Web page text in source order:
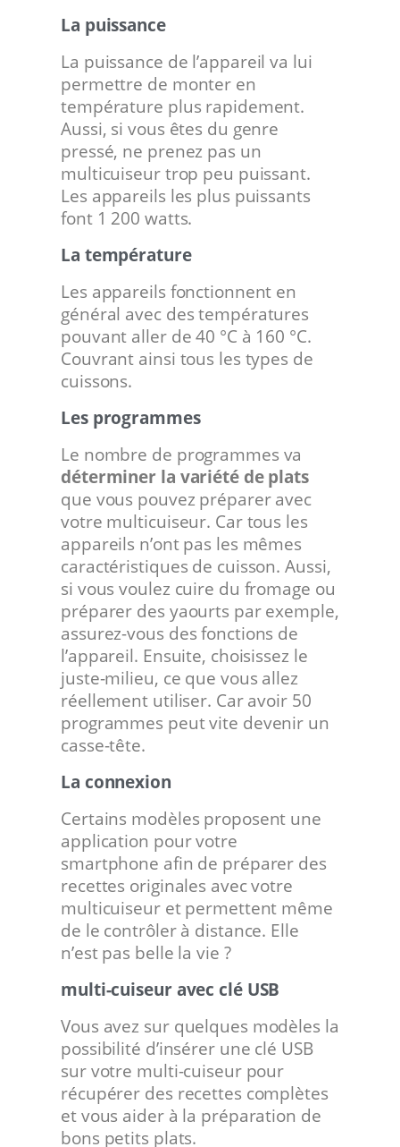
La puissance
La puissance de l’appareil va lui
permettre de monter en
température plus rapidement.
Aussi, si vous êtes du genre
pressé, ne prenez pas un
multicuiseur trop peu puissant.
Les appareils les plus puissants
font 1 200 watts.
La température
Les appareils fonctionnent en
général avec des températures
pouvant aller de 40 °C à 160 °C.
Couvrant ainsi tous les types de
cuissons.
Les programmes
Le nombre de programmes va
déterminer la variété de plats
que vous pouvez préparer avec
votre multicuiseur. Car tous les
appareils n’ont pas les mêmes
caractéristiques de cuisson. Aussi,
si vous voulez cuire du fromage ou
préparer des yaourts par exemple,
assurez-vous des fonctions de
l’appareil. Ensuite, choisissez le
juste-milieu, ce que vous allez
réellement utiliser. Car avoir 50
programmes peut vite devenir un
casse-tête.
La connexion
Certains modèles proposent une
application pour votre
smartphone afin de préparer des
recettes originales avec votre
multicuiseur et permettent même
de le contrôler à distance. Elle
n’est pas belle la vie ?
multi-cuiseur avec clé USB
Vous avez sur quelques modèles la
possibilité d’insérer une clé USB
sur votre multi-cuiseur pour
récupérer des recettes complètes
et vous aider à la préparation de
bons petits plats.